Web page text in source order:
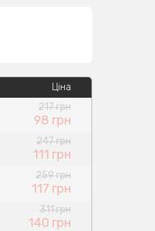
Ціна
217 грн
98 грн
247 грн
111 грн
259 грн
117 грн
311 грн
140 грн